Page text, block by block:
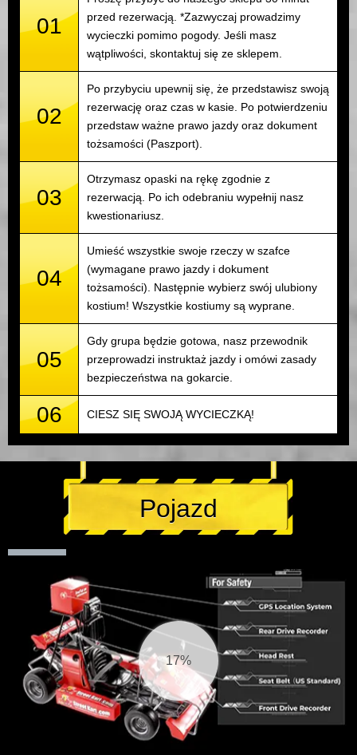
01
przed rezerwacją. *Zazwyczaj prowadzimy
wycieczki pomimo pogody. Jeśli masz
wątpliwości, skontaktuj się ze sklepem.
02
Po przybyciu upewnij się, że przedstawisz swoją
rezerwację oraz czas w kasie. Po potwierdzeniu
przedstaw ważne prawo jazdy oraz dokument
tożsamości (Paszport).
03
Otrzymasz opaski na rękę zgodnie z
rezerwacją. Po ich odebraniu wypełnij nasz
kwestionariusz.
04
Umieść wszystkie swoje rzeczy w szafce
(wymagane prawo jazdy i dokument
tożsamości). Następnie wybierz swój ulubiony
kostium! Wszystkie kostiumy są wyprane.
05
Gdy grupa będzie gotowa, nasz przewodnik
przeprowadzi instruktaż jazdy i omówi zasady
bezpieczeństwa na gokarcie.
06 CIESZ SIĘ SWOJĄ WYCIECZKĄ!
Pojazd
18%